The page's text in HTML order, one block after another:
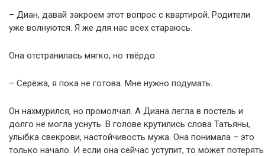
– Диан, давай закроем этот вопрос с квартирой. Родители
уже волнуются. Я же для нас всех стараюсь.
Она отстранилась мягко, но твёрдо.
– Серёжа, я пока не готова. Мне нужно подумать.
Он нахмурился, но промолчал. А Диана легла в постель и
долго не могла уснуть. В голове крутились слова Татьяны,
улыбка свекрови, настойчивость мужа. Она понимала – это
только начало. И если она сейчас уступит, то может потерять